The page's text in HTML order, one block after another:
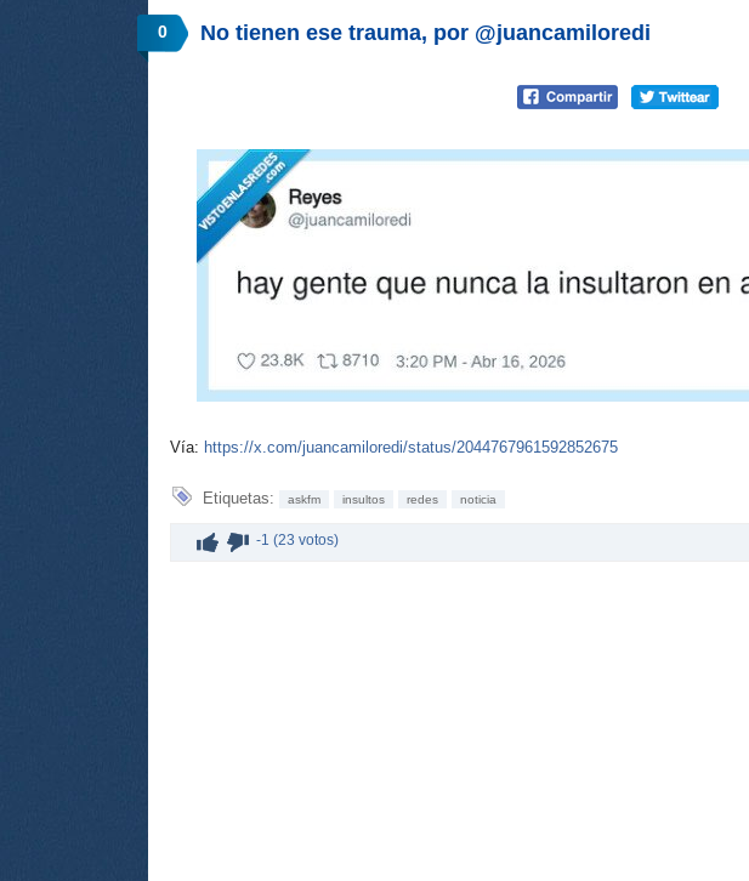
0 No tienen ese trauma, por @juancamiloredi
Vía: https://x.com/juancamiloredi/status/2044767961592852675
Etiquetas: askfm insultos redes noticia
-1 (23 votos)